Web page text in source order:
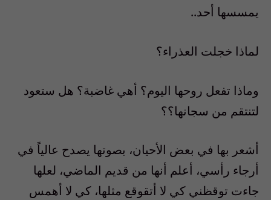
يمسسها أحد..
لماذا خجلت العذراء؟
وماذا تفعل روحها اليوم؟ أهي غاضبة؟ هل ستعود
لتنتقم من سجانها؟؟
أشعر بها في بعض الأحيان، بصوتها يصدح عالياً في
أرجاء رأسي، أعلم أنها من قديم الماضي، لعلها
جاءت توقظني كي لا أتقوقع مثلها، كي لا أهمس